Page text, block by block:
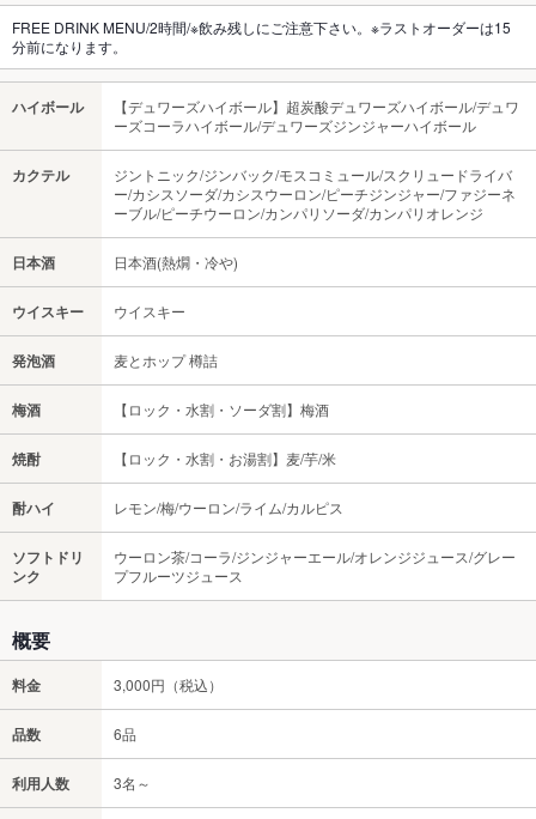
FREE DRINK MENU/2時間/※飲み残しにご注意下さい。※ラストオーダーは15
分前になります。
ハイボール
【デュワーズハイボール】超炭酸デュワーズハイボール/デュワ
ーズコーラハイボール/デュワーズジンジャーハイボール
カクテル
ジントニック/ジンバック/モスコミュール/スクリュードライバ
ー/カシスソーダ/カシスウーロン/ピーチジンジャー/ファジーネ
ーブル/ピーチウーロン/カンパリソーダ/カンパリオレンジ
日本酒 日本酒(熱燗・冷や)
ウイスキー ウイスキー
発泡酒 麦とホップ 樽詰
梅酒 【ロック・水割・ソーダ割】梅酒
焼酎 【ロック・水割・お湯割】麦/芋/米
酎ハイ レモン/梅/ウーロン/ライム/カルピス
ソフトドリ
ンク
ウーロン茶/コーラ/ジンジャーエール/オレンジジュース/グレー
プフルーツジュース
概要
料金 3,000円（税込）
品数 6品
利用人数 3名～